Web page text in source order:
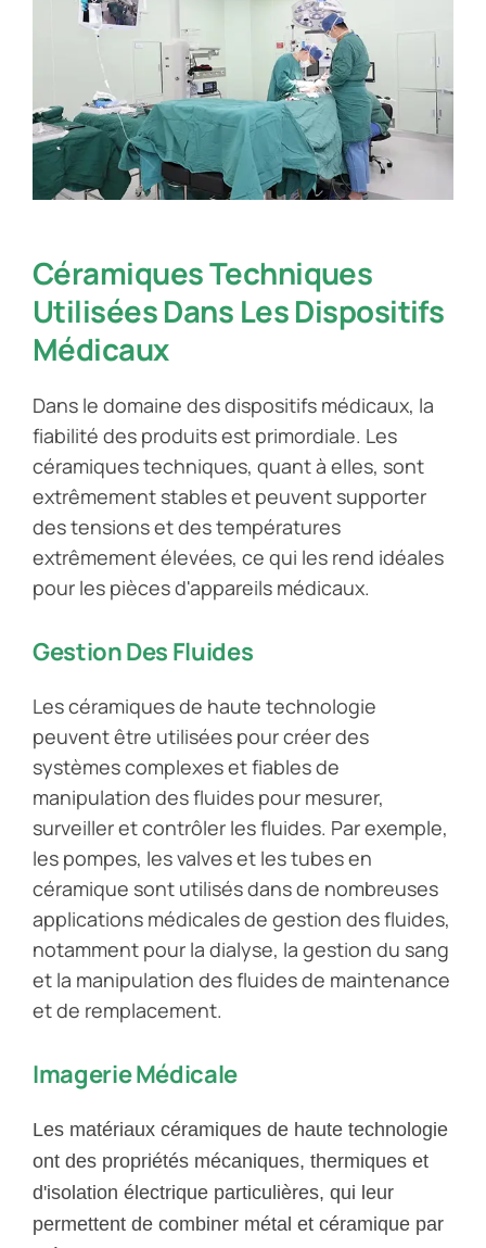
Céramiques Techniques
Utilisées Dans Les Dispositifs
Médicaux
Dans le domaine des dispositifs médicaux, la
fiabilité des produits est primordiale. Les
céramiques techniques, quant à elles, sont
extrêmement stables et peuvent supporter
des tensions et des températures
extrêmement élevées, ce qui les rend idéales
pour les pièces d'appareils médicaux.
Gestion Des Fluides
Les céramiques de haute technologie
peuvent être utilisées pour créer des
systèmes complexes et fiables de
manipulation des fluides pour mesurer,
surveiller et contrôler les fluides. Par exemple,
les pompes, les valves et les tubes en
céramique sont utilisés dans de nombreuses
applications médicales de gestion des fluides,
notamment pour la dialyse, la gestion du sang
et la manipulation des fluides de maintenance
et de remplacement.
Imagerie Médicale
Les matériaux céramiques de haute technologie
ont des propriétés mécaniques, thermiques et
d'isolation électrique particulières, qui leur
permettent de combiner métal et céramique par